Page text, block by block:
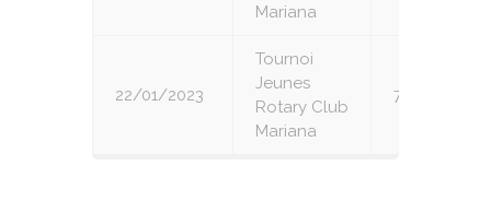
Mariana
22/01/2023
Tournoi
Jeunes
Rotary Club
Mariana
7